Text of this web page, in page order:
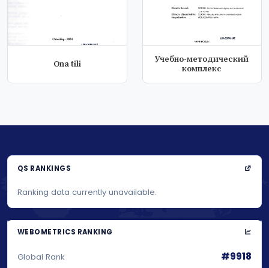
Ona tili
Учебно-методический
комплекс
QS RANKINGS
Ranking data currently unavailable.
WEBOMETRICS RANKING
Global Rank #9918